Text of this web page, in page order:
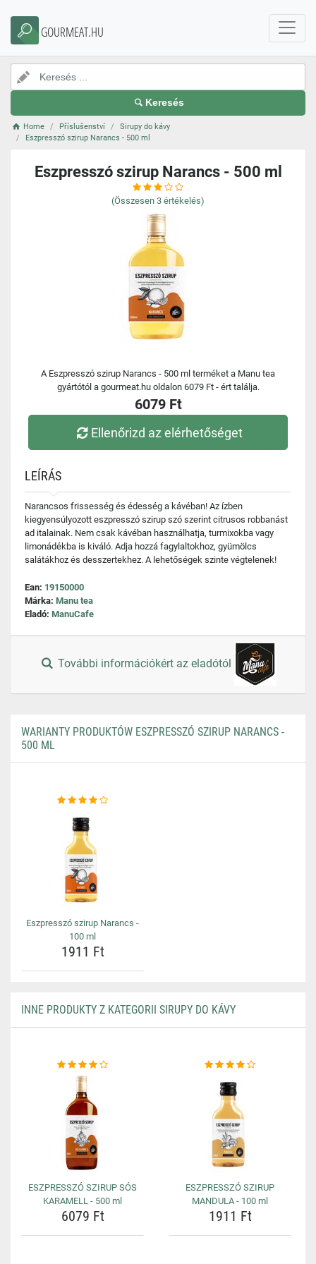
GOURMEAT.HU
Keresés
Home Příslušenství
Sirupy do kávy
Eszpresszó szirup Narancs - 500 ml
Eszpresszó szirup Narancs - 500 ml
(Összesen 3 értékelés)
A Eszpresszó szirup Narancs - 500 ml terméket a Manu tea
gyártótól a gourmeat.hu oldalon 6079 Ft - ért találja.
6079 Ft
Ellenőrizd az elérhetőséget
LEÍRÁS
Narancsos frissesség és édesség a kávéban! Az ízben
kiegyensúlyozott eszpresszó szirup szó szerint citrusos robbanást
ad italainak. Nem csak kávéban használhatja, turmixokba vagy
limonádékba is kiváló. Adja hozzá fagylaltokhoz, gyümölcs
salátákhoz és desszertekhez. A lehetőségek szinte végtelenek!
Ean: 19150000
Márka: Manu tea
Eladó: ManuCafe
További információkért az eladótól
WARIANTY PRODUKTÓW ESZPRESSZÓ SZIRUP NARANCS -
500 ML
Eszpresszó szirup Narancs -
100 ml
1911 Ft
INNE PRODUKTY Z KATEGORII SIRUPY DO KÁVY
ESZPRESSZÓ SZIRUP SÓS
KARAMELL - 500 ml
6079 Ft
ESZPRESSZÓ SZIRUP
MANDULA - 100 ml
1911 Ft